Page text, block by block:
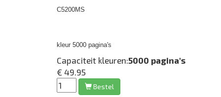
C5200MS
kleur 5000 pagina's
Capaciteit kleuren:5000 pagina's
€ 49.95
Bestel